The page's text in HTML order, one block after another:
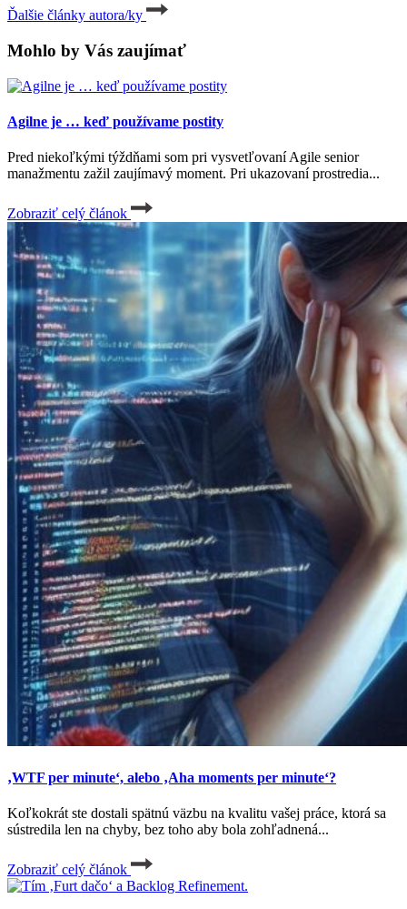
Ďalšie články autora/ky
Mohlo by Vás zaujímať
Agilne je … keď používame postity
Pred niekoľkými týždňami som pri vysvetľovaní Agile senior
manažmentu zažil zaujímavý moment. Pri ukazovaní prostredia...
Zobraziť celý článok
‚WTF per minute‘, alebo ‚Aha moments per minute‘?
Koľkokrát ste dostali spätnú väzbu na kvalitu vašej práce, ktorá sa
sústredila len na chyby, bez toho aby bola zohľadnená...
Zobraziť celý článok